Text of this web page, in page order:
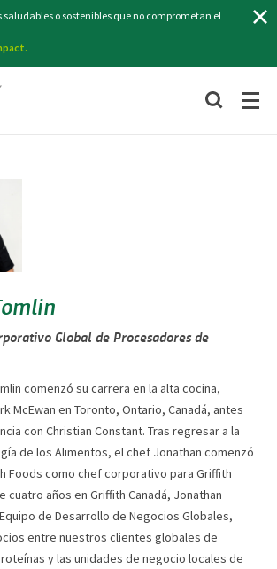
saludables o sostenibles que no comprometan el
Global de Procesadores de
comenzó su carrera en la alta cocina,
McEwan en Toronto, Ontario, Canadá, antes
con Christian Constant. Tras regresar a la
de los Alimentos, el chef Jonathan comenzó
Foods como chef corporativo para Griffith
cuatro años en Griffith Canadá, Jonathan
de Desarrollo de Negocios Globales,
entre nuestros clientes globales de
y las unidades de negocio locales de